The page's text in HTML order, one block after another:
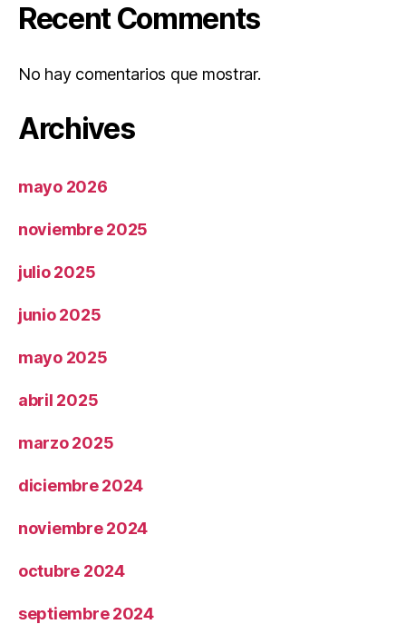
Recent Comments
No hay comentarios que mostrar.
Archives
mayo 2026
noviembre 2025
julio 2025
junio 2025
mayo 2025
abril 2025
marzo 2025
diciembre 2024
noviembre 2024
octubre 2024
septiembre 2024